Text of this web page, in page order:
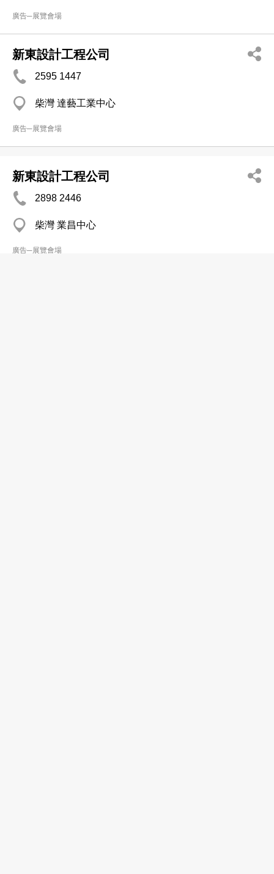
廣告─展覽會場
新東設計工程公司
2595 1447
柴灣 達藝工業中心
廣告─展覽會場
新東設計工程公司
2898 2446
柴灣 業昌中心
廣告─展覽會場